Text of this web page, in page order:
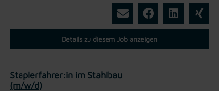
Details zu diesem Job anzeigen
Staplerfahrer:in im Stahlbau
(m/w/d)